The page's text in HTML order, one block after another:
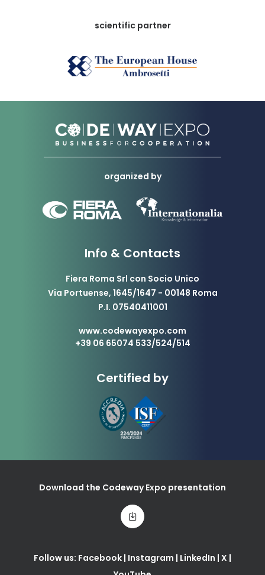
scientific partner
organized by
Info & Contacts
Fiera Roma Srl con Socio Unico
Via Portuense, 1645/1647 - 00148 Roma
P.I. 07540411001
www.codewayexpo.com
+39 06 65074 533/524/514
Certified by
Download the Codeway Expo presentation
Follow us: Facebook | Instagram | LinkedIn | X |